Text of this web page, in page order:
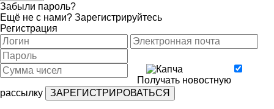
Забыли пароль?
Ещё не с нами? Зарегистрируйтесь
Регистрация
Получать новостную
рассылку